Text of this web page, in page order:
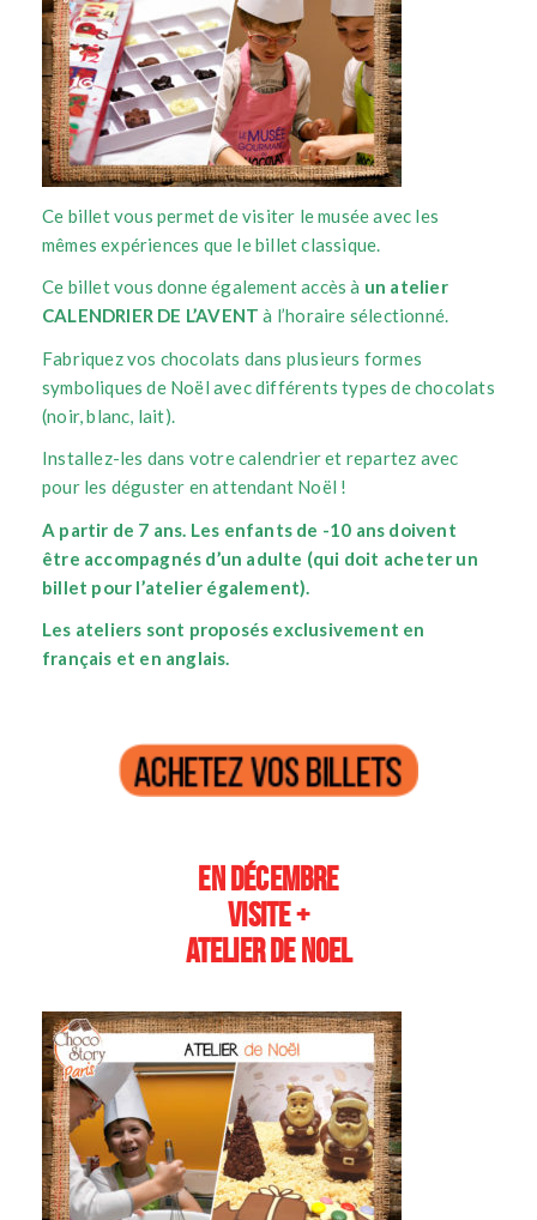
Ce billet vous permet de visiter le musée avec les
mêmes expériences que le billet classique.
Ce billet vous donne également accès à un atelier
CALENDRIER DE L’AVENT à l’horaire sélectionné.
Fabriquez vos chocolats dans plusieurs formes
symboliques de Noël avec différents types de chocolats
(noir, blanc, lait).
Installez-les dans votre calendrier et repartez avec
pour les déguster en attendant Noël !
A partir de 7 ans. Les enfants de -10 ans doivent
être accompagnés d’un adulte (qui doit acheter un
billet pour l’atelier également).
Les ateliers sont proposés exclusivement en
français et en anglais.
En décembre
Visite +
Atelier de NOEL